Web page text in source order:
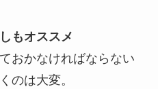
もオススメ
おかなければならない
のは大変。